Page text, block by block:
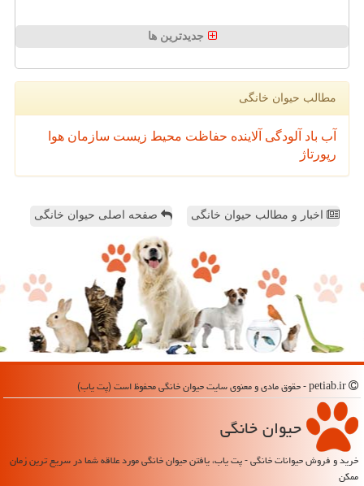
جدیدترین ها
مطالب حیوان خانگی
آب باد آلودگی آلاینده حفاظت محیط زیست سازمان هوا
رپورتاژ
اخبار و مطالب حیوان خانگی صفحه اصلی حیوان خانگی
حیوان خانگی
خرید و فروش حیوانات خانگی - پت یاب، یافتن حیوان خانگی مورد علاقه شما در سریع ترین زمان
ممکن